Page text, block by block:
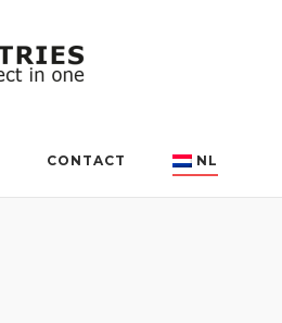
CONTACT NL